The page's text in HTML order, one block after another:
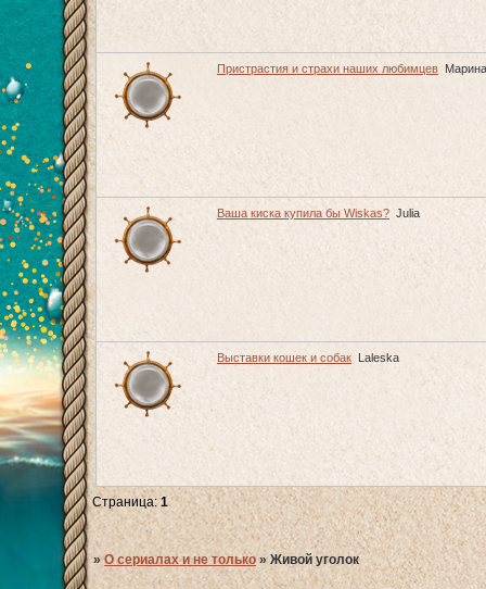
Пристрастия и страхи наших любимцев Марина
Ваша киска купила бы Wiskas? Julia
Выставки кошек и собак Laleska
Страница:1
»О сериалах и не только »Живой уголок